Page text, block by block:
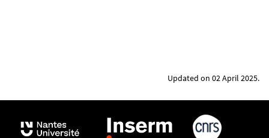
Updated on 02 April 2025.